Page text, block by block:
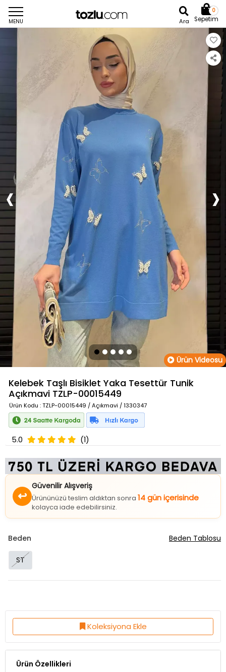
MENU Ara
0
Sepetim
Ürün Videosu
Kelebek Taşlı Bisiklet Yaka Tesettür Tunik
Açıkmavi TZLP-00015449
Ürün Kodu : TZLP-00015449 / Açıkmavi / 1330347
5.0 (1)
Güvenilir Alışveriş
Ürününüzü teslim aldıktan sonra
kolayca iade edebilirsiniz.
ST
Koleksiyona Ekle
Ürün Özellikleri